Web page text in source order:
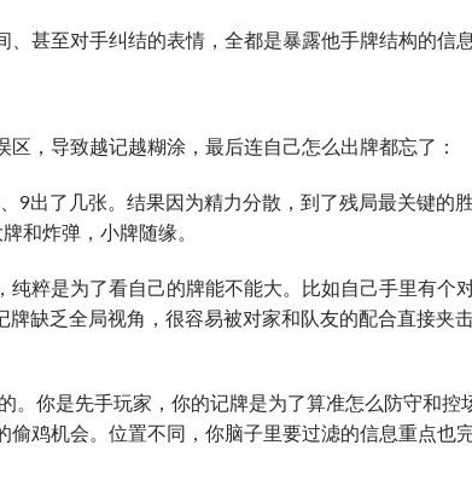
甚至对手纠结的表情，全都是暴露他手牌结构的信
，导致越记越糊涂，最后连自己怎么出牌都忘了：
9出了几张。结果因为精力分散，到了残局最关键的
和炸弹，小牌随缘。
纯粹是为了看自己的牌能不能大。比如自己手里有个
缺乏全局视角，很容易被对家和队友的配合直接夹
。你是先手玩家，你的记牌是为了算准怎么防守和控
鸡机会。位置不同，你脑子里要过滤的信息重点也